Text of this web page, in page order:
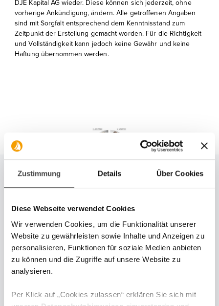
Zustimmung Details Über Cookies
Diese Webseite verwendet Cookies
Wir verwenden Cookies, um die Funktionalität unserer
Website zu gewährleisten sowie Inhalte und Anzeigen zu
personalisieren, Funktionen für soziale Medien anbieten
zu können und die Zugriffe auf unsere Website zu
analysieren.
Per Klick auf „Cookies zulassen“ erklären Sie sich mit
DJE Kapital AG wieder. Diese können sich jederzeit, ohne
vorherige Ankündigung, ändern. Alle getroffenen Angaben
sind mit Sorgfalt entsprechend dem Kenntnisstand zum
Zeitpunkt der Erstellung gemacht worden. Für die Richtigkeit
und Vollständigkeit kann jedoch keine Gewähr und keine
Haftung übernommen werden.
Im DJE Research Team arbeiten Analysten
und Datenspezialisten, die die Märkte täglich